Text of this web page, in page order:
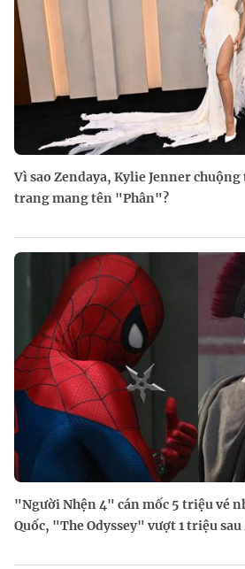
Vì sao Zendaya, Kylie Jenner
trang mang tên "Phân"?
"Người Nhện 4" cán mốc 5 triệu vé
Quốc, "The Odyssey" vượt 1 triệu sau